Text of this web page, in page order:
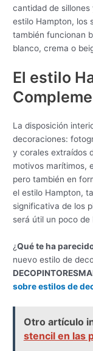
cantidad de sillones
estilo Hampton, los
también funcionan
blanco, crema o
El estilo
La disposición
decoraciones:
y corales extraídos
motivos marítimos,
pero también en
el estilo Hampton,
significativa de los
será útil un poco
¿Qué te ha
nuevo estilo de
sobre estilos de
Otro artículo
stencil en las